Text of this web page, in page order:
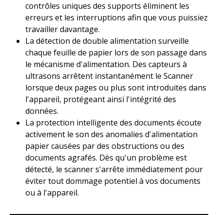
contrôles uniques des supports éliminent les
erreurs et les interruptions afin que vous puissiez
travailler davantage.
La détection de double alimentation surveille
chaque feuille de papier lors de son passage dans
le mécanisme d'alimentation. Des capteurs à
ultrasons arrêtent instantanément le Scanner
lorsque deux pages ou plus sont introduites dans
l'appareil, protégeant ainsi l'intégrité des
données. ​
La protection intelligente des documents écoute
activement le son des anomalies d'alimentation
papier causées par des obstructions ou des
documents agrafés. Dès qu'un problème est
détecté, le scanner s'arrête immédiatement pour
éviter tout dommage potentiel à vos documents
ou à l'appareil. ​